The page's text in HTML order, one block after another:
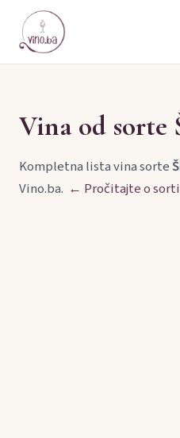
Vina od sorte
Kompletna lista vina sorte
Vino.ba. ← Pročitajte o